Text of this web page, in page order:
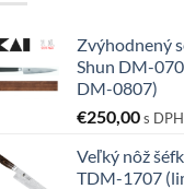
Zvýhodnený
Shun DM-
DM-0807)
€250,00s DPH
Veľký nôž
TDM-1707